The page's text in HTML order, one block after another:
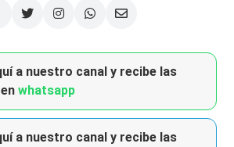
a nuestro canal y recibe las
enwhatsapp
a nuestro canal y recibe las